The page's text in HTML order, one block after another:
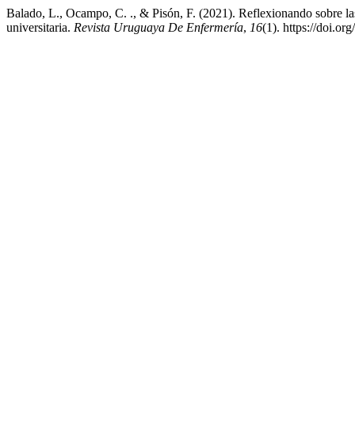
Balado, L., Ocampo, C. ., & Pisón, F. (2021). Reflexionando sobre
universitaria. Revista Uruguaya De Enfermería, 16(1). https://